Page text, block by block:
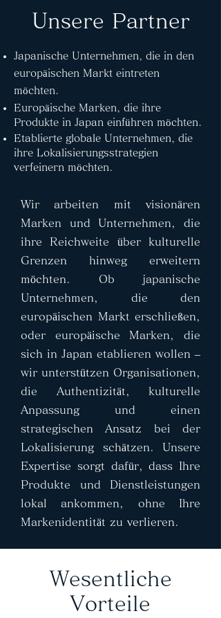
Unsere Partner
Japanische Unternehmen, die in den
europäischen Markt eintreten
möchten.
Europäische Marken, die ihre
Produkte in Japan einführen möchten.
Etablierte globale Unternehmen, die
ihre Lokalisierungsstrategien
verfeinern möchten.
Wir arbeiten mit visionären
Marken und Unternehmen, die
ihre Reichweite über kulturelle
Grenzen hinweg erweitern
möchten. Ob japanische
Unternehmen, die den
europäischen Markt erschließen,
oder europäische Marken, die
sich in Japan etablieren wollen –
wir unterstützen Organisationen,
die Authentizität, kulturelle
Anpassung und einen
strategischen Ansatz bei der
Lokalisierung schätzen. Unsere
Expertise sorgt dafür, dass Ihre
Produkte und Dienstleistungen
lokal ankommen, ohne Ihre
Markenidentität zu verlieren.
Wesentliche
Vorteile